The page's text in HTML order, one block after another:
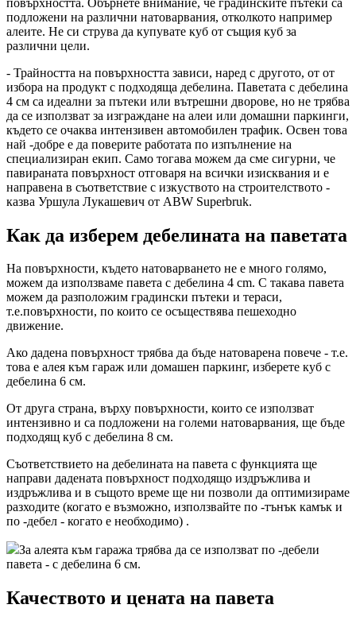
подложени на различни натоварвания, отколкото например
алеите. Не си струва да купувате куб от същия куб за
различни цели.
- Трайността на повърхността зависи, наред с другото, от от
избора на продукт с подходяща дебелина. Паветата с дебелина
4 см са идеални за пътеки или вътрешни дворове, но не трябва
да се използват за изграждане на алеи или домашни паркинги,
където се очаква интензивен автомобилен трафик. Освен това
най -добре е да поверите работата по изпълнение на
специализиран екип. Само тогава можем да сме сигурни, че
павираната повърхност отговаря на всички изисквания и е
направена в съответствие с изкуството на строителството -
казва Уршула Лукашевич от ABW Superbruk.
Как да изберем дебелината на паветата
На повърхности, където натоварването не е много голямо,
можем да използваме павета с дебелина 4 cm. С такава павета
можем да разположим градински пътеки и тераси,
т.е.повърхности, по които се осъществява пешеходно
движение.
Ако дадена повърхност трябва да бъде натоварена повече - т.е.
това е алея към гараж или домашен паркинг, изберете куб с
дебелина 6 см.
От друга страна, върху повърхности, които се използват
интензивно и са подложени на големи натоварвания, ще бъде
подходящ куб с дебелина 8 см.
Съответствието на дебелината на павета с функцията ще
направи дадената повърхност подходящо издръжлива и
издръжлива и в същото време ще ни позволи да оптимизираме
разходите (когато е възможно, използвайте по -тънък камък и
по -дебел - когато е необходимо) .
За алеята към гаража трябва да се използват по -дебели
павета - с дебелина 6 см.
Качеството и цената на павета